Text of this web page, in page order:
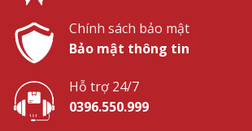
Chính sách bảo mật
Bảo mật thông tin
Hỗ trợ 24/7
0396.550.999